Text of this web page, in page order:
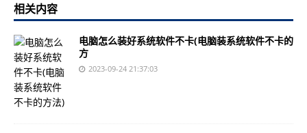
相关内容
电脑怎么装好系统软件不卡(电脑装系统软件不卡的
方
2023-09-24 21:37:03